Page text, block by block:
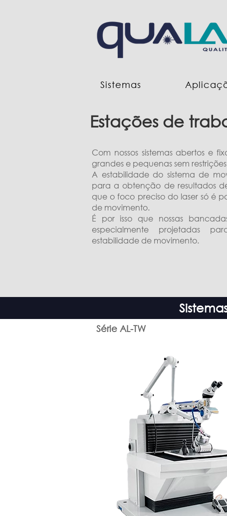
Sistemas
Estações de
Com nossos sistemas abertos e
grandes e pequenas sem
A estabilidade do sistema de
para a obtenção de resultados
que o foco preciso do laser só é
de movimento.
É por isso que nossas
especialmente projetadas
estabilidade de movimento.
Série AL-TW